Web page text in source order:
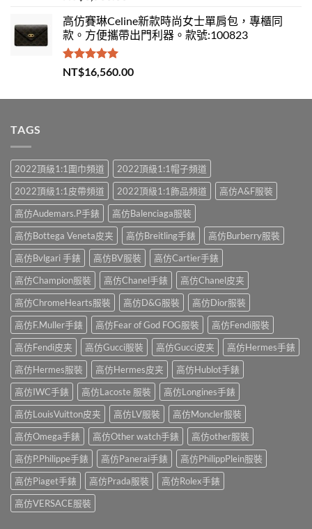
滿分 5
高仿賽琳Celine新款時尚女士單肩包，專櫃同
款。方便攜帶出門利器。款號:100823
評分5.00
滿分 5
NT$16,560.00
TAGS
2022頂級1:1圍巾頻道
2022頂級1:1帽子頻道
2022頂級1:1皮帶頻道
2022頂級1:1飾品頻道
高仿A&F服裝
高仿Audemars.P手錶
高仿Balenciaga服裝
高仿Bottega Veneta皮夹
高仿Breitling手錶
高仿Burberry服裝
高仿Bvlgari 手錶
高仿BV服裝
高仿Cartier手錶
高仿Champion服裝
高仿Chanel手錶
高仿Chanel皮夹
高仿ChromeHearts服裝
高仿D&G服裝
高仿Dior服裝
高仿F.Muller手錶
高仿Fear of God FOG服裝
高仿Fendi服裝
高仿Fendi皮夹
高仿Gucci服裝 高仿Gucci皮夹
高仿Hermes手錶
高仿Hermes服裝
高仿Hermes皮夹
高仿Hublot手錶
高仿IWC手錶
高仿Lacoste 服裝
高仿Longines手錶
高仿LouisVuitton皮夹
高仿LV服裝
高仿Moncler服裝
高仿Omega手錶
高仿Other watch手錶
高仿other服裝
高仿P.Philippe手錶
高仿Panerai手錶
高仿PhilippPlein服裝
高仿Piaget手錶
高仿Prada服裝
高仿Rolex手錶
高仿VERSACE服裝